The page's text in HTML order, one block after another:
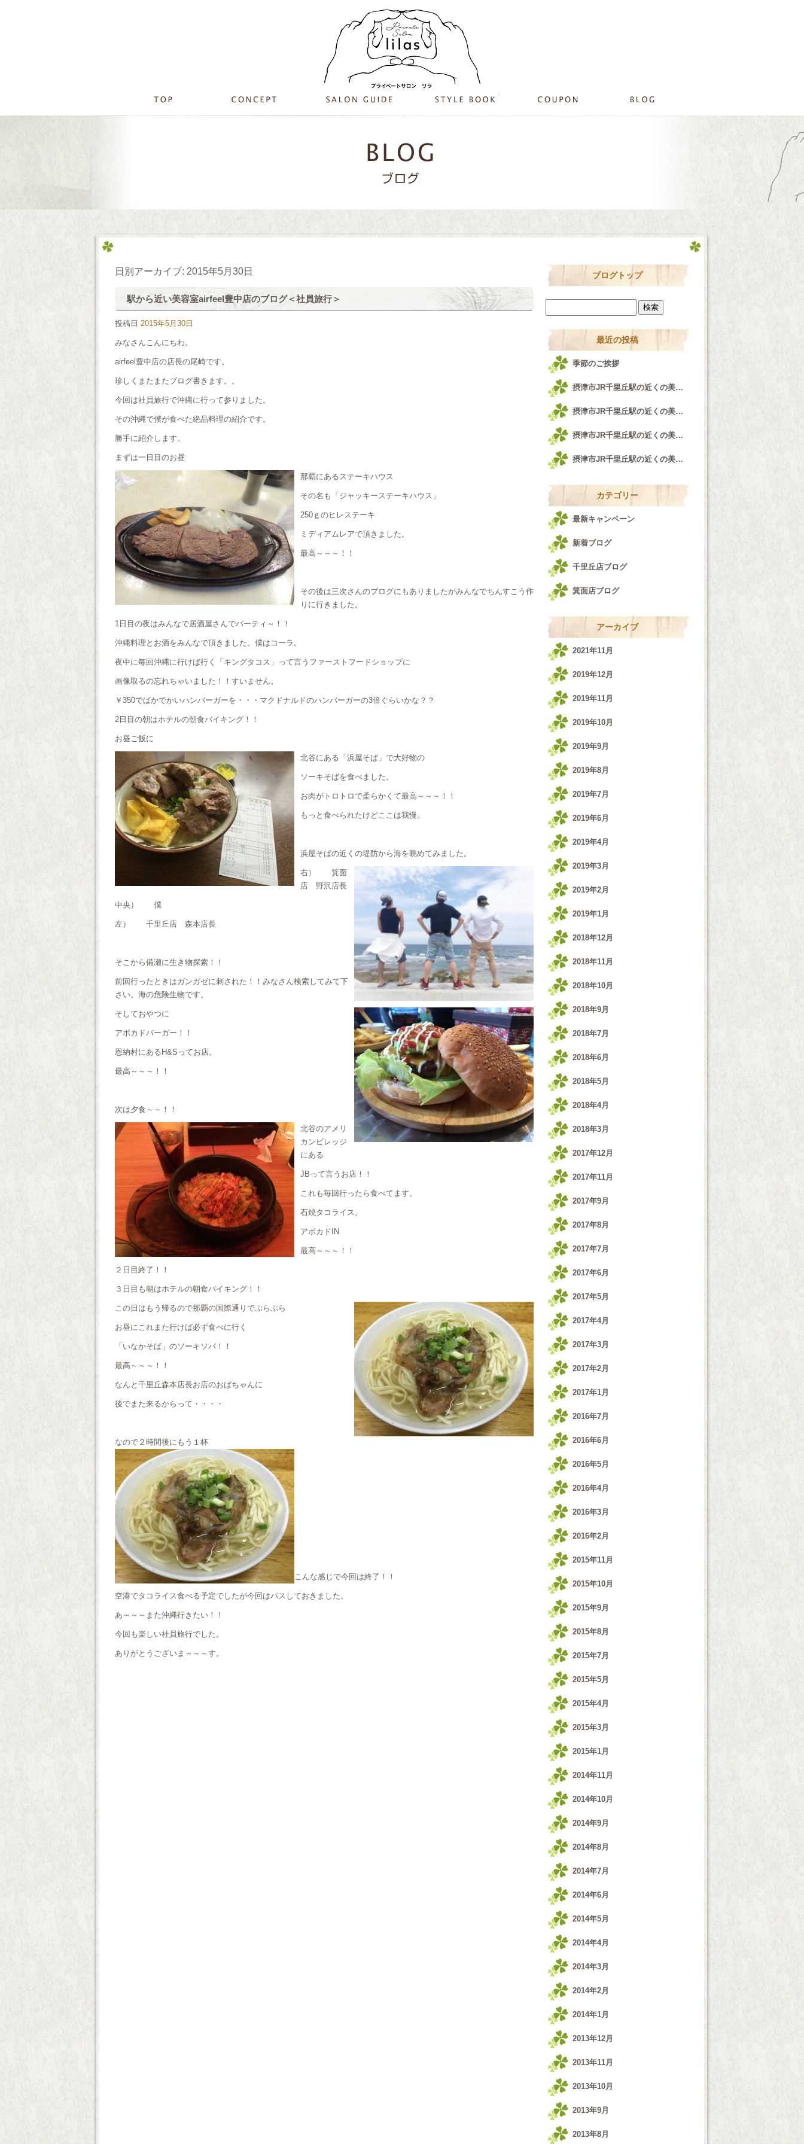
日別アーカイブ: 2015年5月30日
駅から近い美容室airfeel豊中店のブログ＜社員旅行＞
投稿日 2015年5月30日
みなさんこんにちわ。
airfeel豊中店の店長の尾崎です。
珍しくまたまたブログ書きます。。
今回は社員旅行で沖縄に行って参りました。
その沖縄で僕が食べた絶品料理の紹介です。
勝手に紹介します。
まずは一日目のお昼
那覇にあるステーキハウス
その名も「ジャッキーステーキハウス」
250ｇのヒレステーキ
ミディアムレアで頂きました。
最高～～～！！
その後は三次さんのブログにもありましたがみんなでちんすこう作
りに行きました。
1日目の夜はみんなで居酒屋さんでパーティ～！！
沖縄料理とお酒をみんなで頂きました。僕はコーラ。
夜中に毎回沖縄に行けば行く「キングタコス」って言うファーストフードショップに
画像取るの忘れちゃいました！！すいません。
￥350でばかでかいハンバーガーを・・・マクドナルドのハンバーガーの3倍ぐらいかな？？
2日目の朝はホテルの朝食バイキング！！
お昼ご飯に
北谷にある「浜屋そば」で大好物の
ソーキそばを食べました。
お肉がトロトロで柔らかくて最高～～～！！
もっと食べられたけどここは我慢。
浜屋そばの近くの堤防から海を眺めてみました。
右） 箕面
店 野沢店長
中央） 僕
左） 千里丘店 森本店長
そこから備瀬に生き物探索！！
前回行ったときはガンガゼに刺された！！みなさん検索してみて下
さい。海の危険生物です。
そしておやつに
アボカドバーガー！！
恩納村にあるH&Sってお店。
最高～～～！！
次は夕食～～！！
北谷のアメリ
カンビレッジ
にある
JBって言うお店！！
これも毎回行ったら食べてます。
石焼タコライス。
アボカドIN
最高～～～！！
２日目終了！！
３日目も朝はホテルの朝食バイキング！！
この日はもう帰るので那覇の国際通りでぶらぶら
お昼にこれまた行けば必ず食べに行く
「いなかそば」のソーキソバ！！
最高～～～！！
なんと千里丘森本店長お店のおばちゃんに
後でまた来るからって・・・・
なので２時間後にもう１杯
こんな感じで今回は終了！！
空港でタコライス食べる予定でしたが今回はパスしておきました。
あ～～～また沖縄行きたい！！
今回も楽しい社員旅行でした。
ありがとうございま～～～す。
ブログトップ
最近の投稿
季節のご挨拶
摂津市JR千里丘駅の近くの美容室airfeel千里丘店♪
摂津市JR千里丘駅の近くの美容室airfeel千里丘店！！！
摂津市JR千里丘駅の近くの美容室airfeel千里丘店♪
摂津市JR千里丘駅の近くの美容室airfeel千里丘店♪
カテゴリー
最新キャンペーン
新着ブログ
千里丘店ブログ
箕面店ブログ
アーカイブ
2021年11月
2019年12月
2019年11月
2019年10月
2019年9月
2019年8月
2019年7月
2019年6月
2019年4月
2019年3月
2019年2月
2019年1月
2018年12月
2018年11月
2018年10月
2018年9月
2018年7月
2018年6月
2018年5月
2018年4月
2018年3月
2017年12月
2017年11月
2017年9月
2017年8月
2017年7月
2017年6月
2017年5月
2017年4月
2017年3月
2017年2月
2017年1月
2016年7月
2016年6月
2016年5月
2016年4月
2016年3月
2016年2月
2015年11月
2015年10月
2015年9月
2015年8月
2015年7月
2015年5月
2015年4月
2015年3月
2015年1月
2014年11月
2014年10月
2014年9月
2014年8月
2014年7月
2014年6月
2014年5月
2014年4月
2014年3月
2014年2月
2014年1月
2013年12月
2013年11月
2013年10月
2013年9月
2013年8月